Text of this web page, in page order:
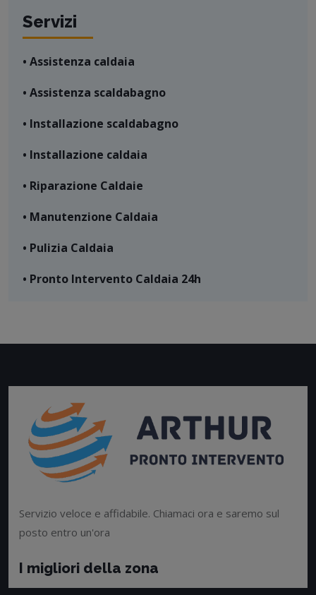
Servizi
• Assistenza caldaia
• Assistenza scaldabagno
• Installazione scaldabagno
• Installazione caldaia
• Riparazione Caldaie
• Manutenzione Caldaia
• Pulizia Caldaia
• Pronto Intervento Caldaia 24h
Servizio veloce e affidabile. Chiamaci ora e saremo sul
posto entro un'ora
I migliori della zona